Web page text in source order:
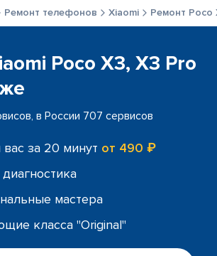
Ремонт телефонов Xiaomi Ремонт Poco
Poco X3, X3 Pro
в России 707 сервисов
за 20 минут от 490 ₽
мастера
класса "Original"